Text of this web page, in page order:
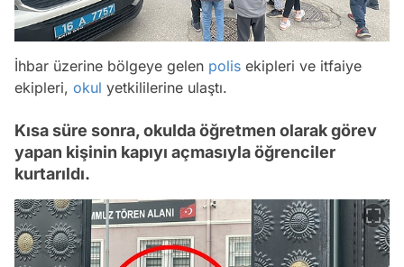
İhbar üzerine bölgeye gelen polis ekipleri ve itfaiye
ekipleri, okul yetkililerine ulaştı.
Kısa süre sonra, okulda öğretmen olarak görev
yapan kişinin kapıyı açmasıyla öğrenciler
kurtarıldı.